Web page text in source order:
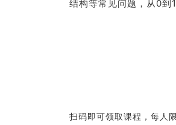
结构等常见问题，从0到
扫码即可领取课程，每人